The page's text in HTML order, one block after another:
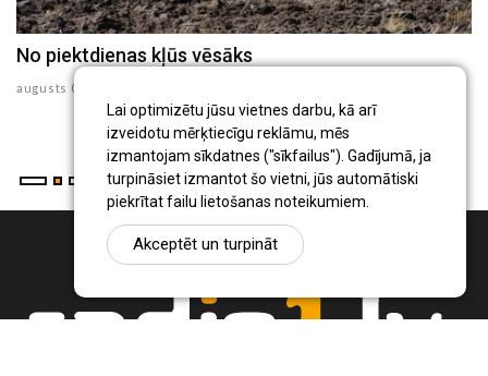
Lai optimizētu jūsu vietnes darbu, kā arī
izveidotu mērķtiecīgu reklāmu, mēs
izmantojam sīkdatnes ("sīkfailus"). Gadījumā, ja
turpināsiet izmantot šo vietni, jūs automātiski
piekrītat failu lietošanas noteikumiem.
Akceptēt un turpināt
No piektdienas kļūs vēsāks
augusts 05 , 2026